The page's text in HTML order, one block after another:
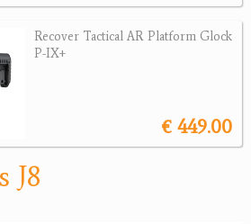
Recover Tactical AR Platform Glock
P-IX+
€ 449.00
J8